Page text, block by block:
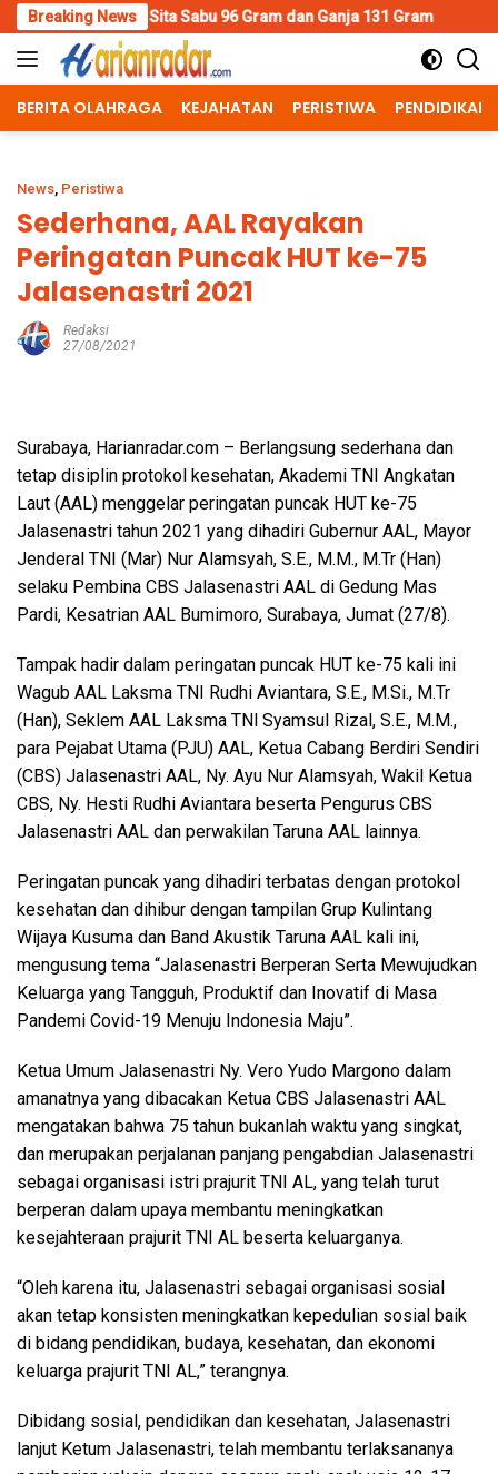
Skip
to
content
Breaking News
96 Gram dan Ganja 131 Gram Wujud Polisi
BERITA OLAHRAGA KEJAHATAN PERISTIWA PENDIDIKAN
News, Peristiwa
Sederhana, AAL Rayakan
Peringatan Puncak HUT ke-75
Jalasenastri 2021
Redaksi
27/08/2021
Surabaya, Harianradar.com – Berlangsung sederhana dan
tetap disiplin protokol kesehatan, Akademi TNI Angkatan
Laut (AAL) menggelar peringatan puncak HUT ke-75
Jalasenastri tahun 2021 yang dihadiri Gubernur AAL, Mayor
Jenderal TNI (Mar) Nur Alamsyah, S.E., M.M., M.Tr (Han)
selaku Pembina CBS Jalasenastri AAL di Gedung Mas
Pardi, Kesatrian AAL Bumimoro, Surabaya, Jumat (27/8).
Tampak hadir dalam peringatan puncak HUT ke-75 kali ini
Wagub AAL Laksma TNI Rudhi Aviantara, S.E., M.Si., M.Tr
(Han), Seklem AAL Laksma TNl Syamsul Rizal, S.E., M.M.,
para Pejabat Utama (PJU) AAL, Ketua Cabang Berdiri Sendiri
(CBS) Jalasenastri AAL, Ny. Ayu Nur Alamsyah, Wakil Ketua
CBS, Ny. Hesti Rudhi Aviantara beserta Pengurus CBS
Jalasenastri AAL dan perwakilan Taruna AAL lainnya.
Peringatan puncak yang dihadiri terbatas dengan protokol
kesehatan dan dihibur dengan tampilan Grup Kulintang
Wijaya Kusuma dan Band Akustik Taruna AAL kali ini,
mengusung tema “Jalasenastri Berperan Serta Mewujudkan
Keluarga yang Tangguh, Produktif dan Inovatif di Masa
Pandemi Covid-19 Menuju Indonesia Maju”.
Ketua Umum Jalasenastri Ny. Vero Yudo Margono dalam
amanatnya yang dibacakan Ketua CBS Jalasenastri AAL
mengatakan bahwa 75 tahun bukanlah waktu yang singkat,
dan merupakan perjalanan panjang pengabdian Jalasenastri
sebagai organisasi istri prajurit TNI AL, yang telah turut
berperan dalam upaya membantu meningkatkan
kesejahteraan prajurit TNI AL beserta keluarganya.
“Oleh karena itu, Jalasenastri sebagai organisasi sosial
akan tetap konsisten meningkatkan kepedulian sosial baik
di bidang pendidikan, budaya, kesehatan, dan ekonomi
keluarga prajurit TNI AL,” terangnya.
Dibidang sosial, pendidikan dan kesehatan, Jalasenastri
lanjut Ketum Jalasenastri, telah membantu terlaksananya